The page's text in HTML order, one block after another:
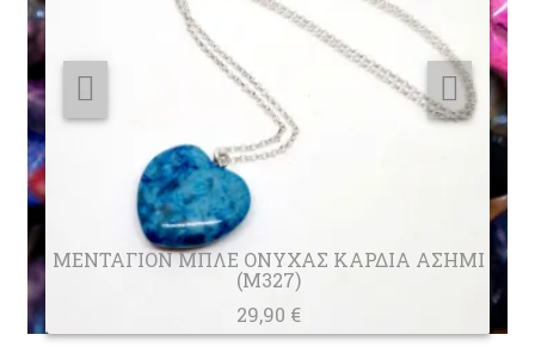
ΜΕΝΤΑΓΙΟΝ ΜΠΛΕ ΟΝΥΧΑΣ ΚΑΡΔΙΑ ΑΣΗΜΙ
(M327)
29,90 €